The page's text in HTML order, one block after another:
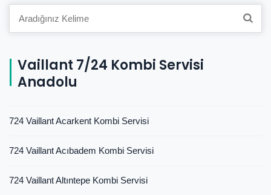
Vaillant 7/24 Kombi Servisi
Anadolu
724 Vaillant Acarkent Kombi Servisi
724 Vaillant Acıbadem Kombi Servisi
724 Vaillant Altıntepe Kombi Servisi